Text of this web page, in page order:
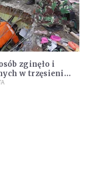
zginęło i
w trzęsieniu